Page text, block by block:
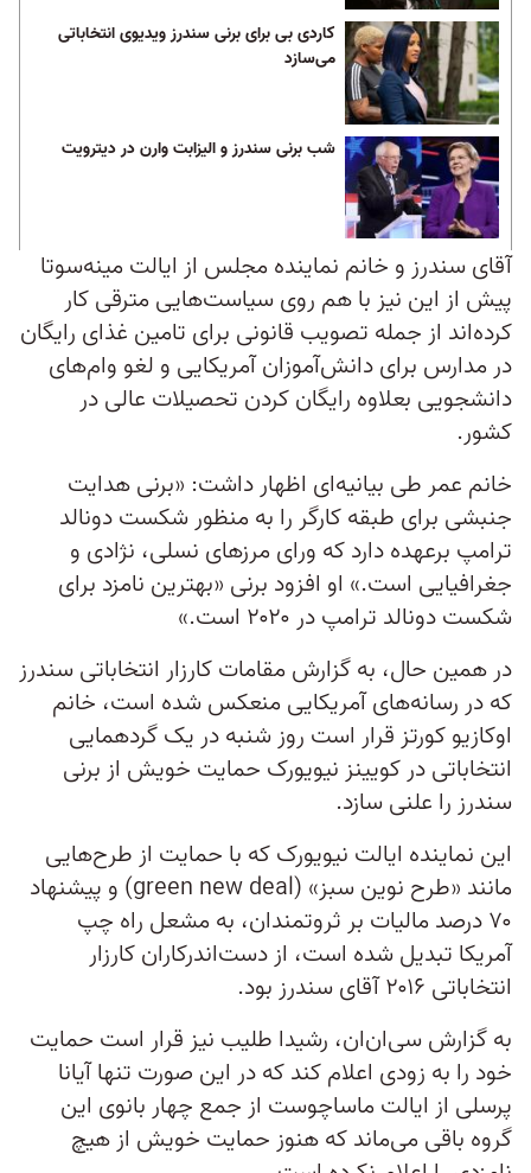
کاردی بی برای برنی سندرز ویدیوی انتخاباتی
می‌سازد
شب برنی سندرز و الیزابت وارن در دیترویت
آقای سندرز و خانم نماینده مجلس از ایالت مینه‌سوتا
پیش از این نیز با هم روی سیاست‌هایی مترقی کار
کرده‌اند از جمله تصویب قانونی برای تامین غذای رایگان
در مدارس برای دانش‌آموزان آمریکایی و لغو وام‌های
دانشجویی بعلاوه رایگان کردن تحصیلات عالی در
کشور.
خانم عمر طی بیانیه‌ای اظهار داشت: «برنی هدایت
جنبشی برای طبقه کارگر را به منظور شکست دونالد
ترامپ برعهده دارد که ورای مرزهای نسلی، نژادی و
جغرافیایی است.» او افزود برنی «بهترین نامزد برای
شکست دونالد ترامپ در ۲۰۲۰ است.»
در همین حال، به گزارش مقامات کارزار انتخاباتی سندرز
که در رسانه‌های آمریکایی منعکس شده است، خانم
اوکازیو کورتز قرار است روز شنبه در یک گردهمایی
انتخاباتی در کویینز نیویورک حمایت خویش از برنی
سندرز را علنی سازد.
این نماینده ایالت نیویورک که با حمایت از طرح‌هایی
مانند «طرح نوین سبز» (green new deal) و پیشنهاد
۷۰ درصد مالیات بر ثروتمندان، به مشعل راه چپ
آمریکا تبدیل شده است، از دست‌اندرکاران کارزار
انتخاباتی ۲۰۱۶ آقای سندرز بود.
به گزارش سی‌ان‌ان، رشیدا طلیب نیز قرار است حمایت
خود را به زودی اعلام کند که در این صورت تنها آیانا
پرسلی از ایالت ماساچوست از جمع چهار بانوی این
گروه باقی می‌ماند که هنوز حمایت خویش از هیچ